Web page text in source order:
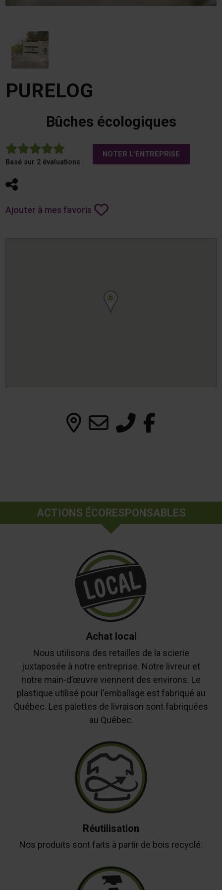
PURELOG
Bûches écologiques
5
Basé sur 2 évaluations
NOTER L'ENTREPRISE
Partager
Ajouter à mes favoris
ACTIONS ÉCORESPONSABLES
Achat local
Nous utilisons des retailles de la scierie
juxtaposée à notre entreprise. Notre livreur et
notre main-d’œuvre viennent des environs. Le
plastique utilisé pour l'emballage est fabriqué au
Québec. Les palettes de livraison sont fabriquées
au Québec.
Réutilisation
Nos produits sont faits à partir de bois recyclé.